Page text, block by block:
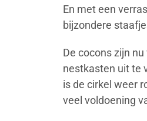
En met een
bijzondere
De cocons zijn
nestkasten uit te
is de cirkel weer
veel voldoening